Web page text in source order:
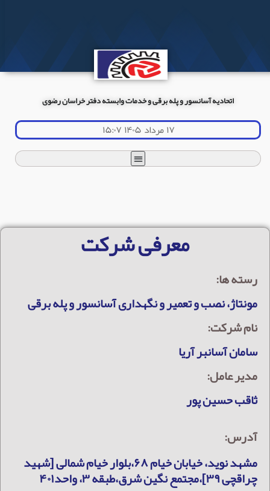
اتحادیه آسانسور و پله برقی و خدمات وابسته دفتر خراسان رضوی
۱۷ مرداد ۱۴۰۵ ۱۵:۰۷
معرفی شرکت
رسته ها:
مونتاژ، نصب و تعمیر و نگهداری آسانسور و پله برقی
نام شرکت:
سامان آسانبر آریا
مدیر عامل:
ثاقب حسین پور
آدرس:
مشهد نوید، خیابان خیام ۶۸،بلوار خیام شمالی [شهید
چراقچی ۳۹]،مجتمع نگین شرق،طبقه ۳، واحد۴۰۱